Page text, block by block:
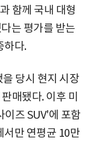
함께 국내 대형
는 평가를 받는
하다.
당시 현지 시장
매됐다. 이후 미
이즈 SUV'에 포함
서만 연평균 10만